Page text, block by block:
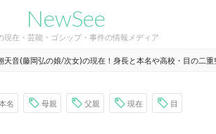
NewSee
現在・芸能・ゴシップ・事件の情報メディア
天音(藤岡弘の娘/次女)の現在！身長と本名や高校・目の二
名 母親 父親 現在 目